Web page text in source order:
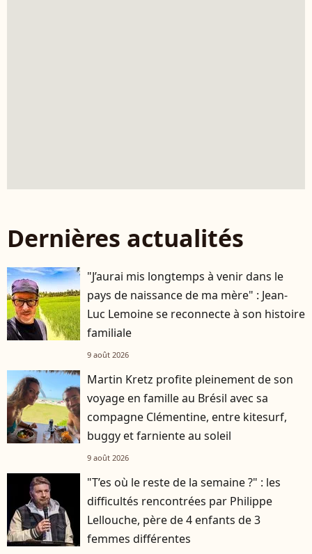
Dernières actualités
"J’aurai mis longtemps à venir dans le
pays de naissance de ma mère" : Jean-
Luc Lemoine se reconnecte à son histoire
familiale
9 août 2026
Martin Kretz profite pleinement de son
voyage en famille au Brésil avec sa
compagne Clémentine, entre kitesurf,
buggy et farniente au soleil
9 août 2026
"T’es où le reste de la semaine ?" : les
difficultés rencontrées par Philippe
Lellouche, père de 4 enfants de 3
femmes différentes